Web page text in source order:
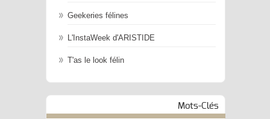
Geekeries félines
L'InstaWeek d'ARISTIDE
T'as le look félin
Mots-Clés